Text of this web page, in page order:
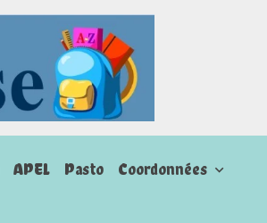
APEL Pasto
Coordonnées